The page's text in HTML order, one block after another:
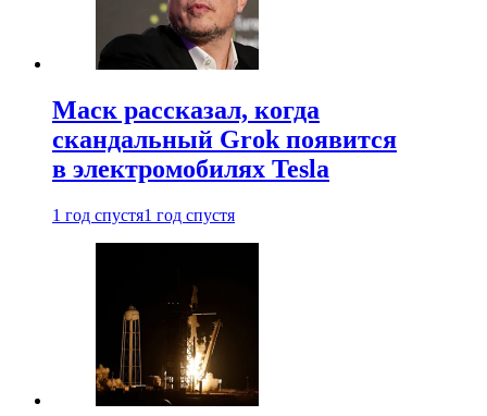
Маск рассказал, когда
скандальный Grok появится
в электромобилях Tesla
1 год спустя1 год спустя